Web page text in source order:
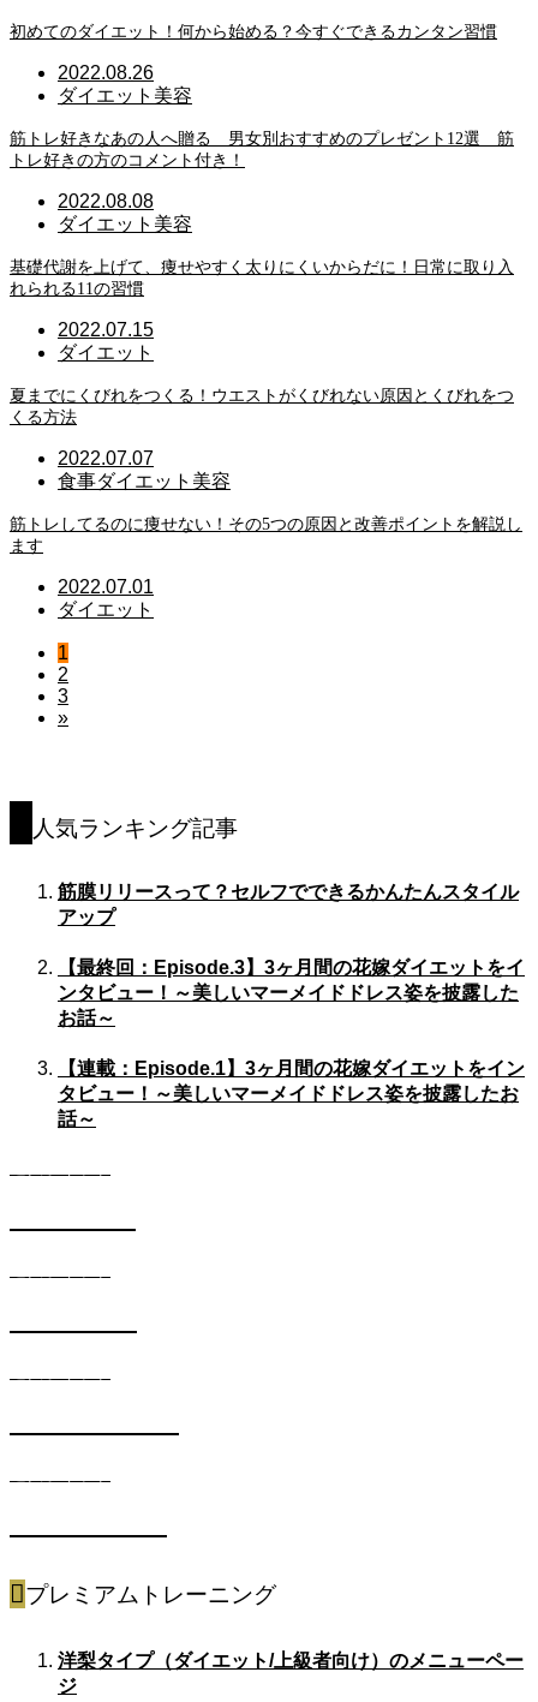
初めてのダイエット！何から始める？今すぐできるカンタン習慣
2022.08.26
ダイエット 美容
筋トレ好きなあの人へ贈る 男女別おすすめのプレゼント12選 筋
トレ好きの方のコメント付き！
2022.08.08
ダイエット 美容
基礎代謝を上げて、痩せやすく太りにくいからだに！日常に取り入
れられる11の習慣
2022.07.15
ダイエット
夏までにくびれをつくる！ウエストがくびれない原因とくびれをつ
くる方法
2022.07.07
食事ダイエット 美容
筋トレしてるのに痩せない！その5つの原因と改善ポイントを解説し
ます
2022.07.01
ダイエット
1
2
3
»
人気ランキング記事
筋膜リリースって？セルフでできるかんたんスタイル
アップ
【最終回：Episode.3】3ヶ月間の花嫁ダイエットをイ
ンタビュー！～美しいマーメイドドレス姿を披露した
お話～
【連載：Episode.1】3ヶ月間の花嫁ダイエットをイン
タビュー！～美しいマーメイドドレス姿を披露したお
話～
プレミアムトレーニング
洋梨タイプ（ダイエット/上級者向け）のメニューペー
ジ